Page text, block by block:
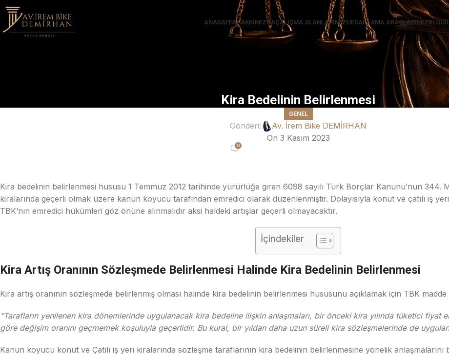
ANASAYFAHAKKIMIZDAÇALIŞMA ALANLARIMIZHESAPLAMA ARAÇLARIMIZBLOG
Kira Bedelinin Belirlenmesi
GENEL
Gönderi:
Av. İrem Bike DEMİRHAN
On 3 Kasım 2023
0
Kira bedelinin belirlenmesi hususu 1 Temmuz 2012 tarihinde yürürlüğe giren 6098 sayılı Türk Borçlar Kanunu’nun 344.
kiralarında geçerli olmak üzere kanun koyucu tarafından emredici olarak düzenlenmiştir. Dolayısıyla konut ve çatılı iş
TBK’nın emredici hükümleri göz önüne alınmalıdır aksi haldeki artışlar geçerli olmayacaktır.
İçindekiler
Kira Artış Oranının Sözleşmede Belirlenmesi Halinde Kira Bedelinin Belirlenmesi
Kira artış oranının sözleşmede belirlenmiş olması halinde kira bedelinin belirlenmesi hususunu açıklamak için TBK
“Tarafların yenilenen kira dönemlerinde uygulanacak kira bedeline ilişkin anlaşmaları, bir önceki kira yılında tüketici fiyat
göre değişim oranını geçmemek koşuluyla geçerlidir. Bu kural, bir yıldan daha uzun süreli kira sözleşmelerinde de
Kanun koyucu konut ve Çatılı iş yeri kiralarında sözleşme taraflarının kira bedelinin belirlenmesine yönelik anlaşmalarını